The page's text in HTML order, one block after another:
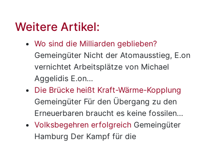
Weitere Artikel:
Wo sind die Milliarden geblieben?
Gemeingüter Nicht der Atomausstieg, E.on
vernichtet Arbeitsplätze von Michael
Aggelidis E.on…
Die Brücke heißt Kraft-Wärme-Kopplung
Gemeingüter Für den Übergang zu den
Erneuerbaren braucht es keine fossilen…
Volksbegehren erfolgreich Gemeingüter
Hamburg Der Kampf für die